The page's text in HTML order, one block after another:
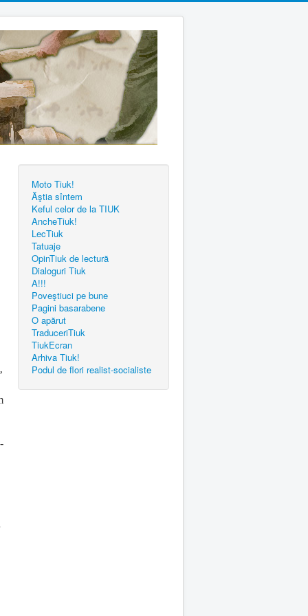
Moto Tiuk!
Ăştia sîntem
Keful celor de la TIUK
AncheTiuk!
LecTiuk
Tatuaje
OpinTiuk de lectură
Dialoguri Tiuk
A!!!
Poveştiuci pe bune
Pagini basarabene
O apărut
TraduceriTiuk
TiukEcran
Arhiva Tiuk!
Podul de flori realist-socialiste